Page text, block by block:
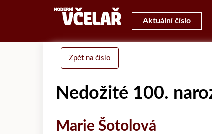
Aktuální číslo
Zpět na číslo
Nedožité 100.
Marie Šotolová